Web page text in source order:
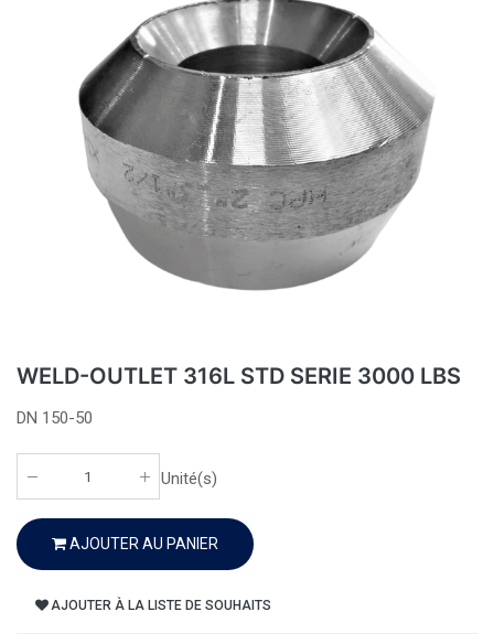
WELD-OUTLET 316L STD SERIE 3000 LBS
DN 150-50
Unité(s)
AJOUTER AU PANIER
AJOUTER À LA LISTE DE SOUHAITS